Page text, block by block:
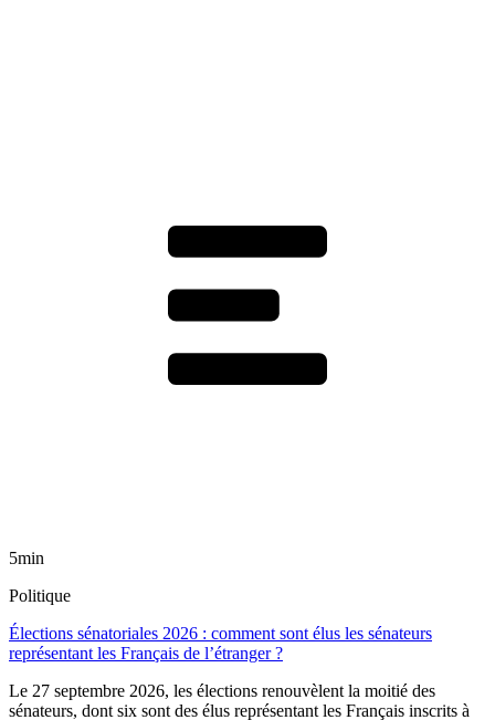
5min
Politique
Élections sénatoriales 2026 : comment sont élus les sénateurs
représentant les Français de l’étranger ?
Le 27 septembre 2026, les élections renouvèlent la moitié des
sénateurs, dont six sont des élus représentant les Français inscrits à